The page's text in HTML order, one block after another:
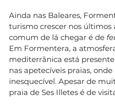
Ainda nas Baleares,
turismo crescer nos últimos
comum de lá chegar é de
Em Formentera, a
mediterrânica está
nas apetecíveis praias,
inesquecível. Apesar de
praia de Ses Illetes é de